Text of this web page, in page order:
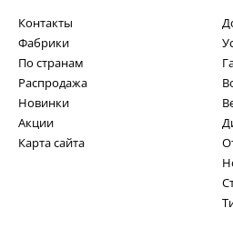
Контакты
Фабрики
По странам
Распродажа
Новинки
Акции
Карта сайта